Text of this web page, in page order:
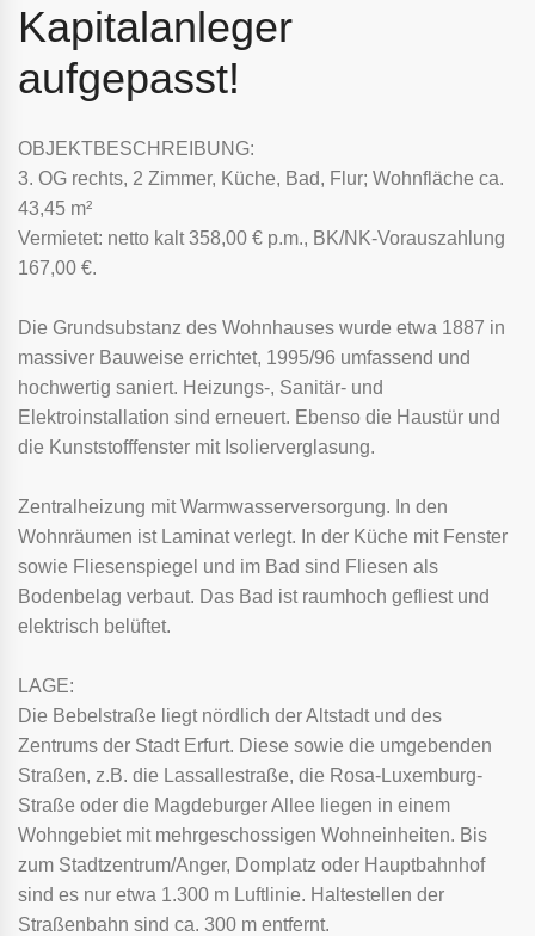
Kapitalanleger
aufgepasst!
OBJEKTBESCHREIBUNG:
3. OG rechts, 2 Zimmer, Küche, Bad, Flur; Wohnfläche ca.
43,45 m²
Vermietet: netto kalt 358,00 € p.m., BK/NK-Vorauszahlung
167,00 €.
Die Grundsubstanz des Wohnhauses wurde etwa 1887 in
massiver Bauweise errichtet, 1995/96 umfassend und
hochwertig saniert. Heizungs-, Sanitär- und
Elektroinstallation sind erneuert. Ebenso die Haustür und
die Kunststofffenster mit Isolierverglasung.
Zentralheizung mit Warmwasserversorgung. In den
Wohnräumen ist Laminat verlegt. In der Küche mit Fenster
sowie Fliesenspiegel und im Bad sind Fliesen als
Bodenbelag verbaut. Das Bad ist raumhoch gefliest und
elektrisch belüftet.
LAGE:
Die Bebelstraße liegt nördlich der Altstadt und des
Zentrums der Stadt Erfurt. Diese sowie die umgebenden
Straßen, z.B. die Lassallestraße, die Rosa-Luxemburg-
Straße oder die Magdeburger Allee liegen in einem
Wohngebiet mit mehrgeschossigen Wohneinheiten. Bis
zum Stadtzentrum/Anger, Domplatz oder Hauptbahnhof
sind es nur etwa 1.300 m Luftlinie. Haltestellen der
Straßenbahn sind ca. 300 m entfernt.